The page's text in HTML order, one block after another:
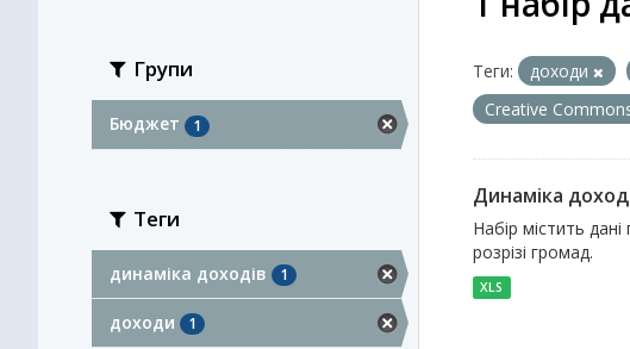
Групи
Бюджет 1
Теги
динаміка доходів 1
доходи 1
Теги: доходи
Creative
Динаміка
Набір містить
розрізі громад.
XLS